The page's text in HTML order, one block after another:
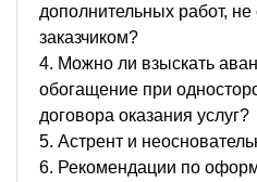
дополнительных работ,
заказчиком?
4. Можно ли взыскать
обогащение при
договора оказания услуг?
5. Астрент и
6. Рекомендации по